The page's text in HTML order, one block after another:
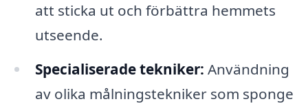
att sticka ut och förbättra hemmets
utseende.
Specialiserade tekniker: Användning
av olika målningstekniker som sponge